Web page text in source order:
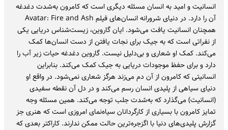
انسانیت و امید به انسان مسئله دیگری است که کامرون به‌شدت دغدغه
آن را دارد. در دنیای شرورانه انسان‌های فیلم Avatar: Fire and Ash
همچنان انسانیت یافت می‌شود. ایان گاروین، زیست‌شناس دریایی یکی
از نفراتی است که به جیک برای نجات یافتن از دست انسان‌ها کمک
می‌کند. کمک او شعاری و بی‌دلیل نیست. گاروین دغدغه حیات زیر آب را
دارد و برای حفظ موجودات دریایی به جیک کمک می‌کند. بنابراین
انسانیتی که کامرون از آن دم می‌زند هرگز شعاری نمی‌شود. در واقع او
دنیای سیاهی از پلیدی انسان رسم می‌کند و در دل آن نقطه سفیدی
(انسانیت) می‌گذارد که به‌شدت جلب توجه می‌کند. همین مسئله وجه
تمایز کامرون با بسیاری از کارگردانان سیاه‌نمای امروزی است که هنری جز
گزارش پلیدی‌های دنیا با اگزجره‌ترین حالت ممکن ندارند. کاراکتر بعدی که